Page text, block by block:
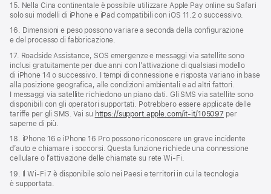
15. Nella Cina continentale è possibile utilizzare Apple Pay online su Safari
solo sui modelli di iPhone e iPad compatibili con iOS 11.2 o successivo.
16. Dimensioni e peso possono variare a seconda della configurazione
e del processo di fabbricazione.
17. Roadside Assistance, SOS emergenze e messaggi via satellite sono
inclusi gratuitamente per due anni con l’attivazione di qualsiasi modello
di iPhone 14 o successivo. I tempi di connessione e risposta variano in base
alla posizione geografica, alle condizioni ambientali e ad altri fattori.
I messaggi via satellite richiedono un piano dati. Gli SMS via satellite sono
disponibili con gli operatori supportati. Potrebbero essere applicate delle
tariffe per gli SMS. Vai su https://support.apple.com/it-it/105097 per
saperne di più.
18. iPhone 16 e iPhone 16 Pro possono riconoscere un grave incidente
d’auto e chiamare i soccorsi. Questa funzione richiede una connessione
cellulare o l’attivazione delle chiamate su rete Wi‑Fi.
19. Il Wi‑Fi 7 è disponibile solo nei Paesi e territori in cui la tecnologia
è supportata.